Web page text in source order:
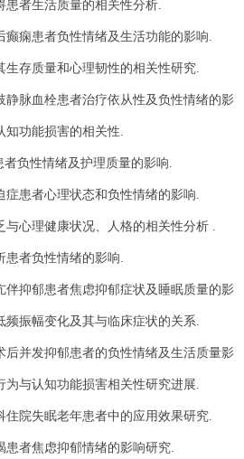
患者生活质量的相关性分析.
癫痫患者负性情绪及生活功能的影响.
生存质量和心理韧性的相关性研究.
静脉血栓患者治疗依从性及负性情绪的影
知功能损害的相关性.
者负性情绪及护理质量的影响.
症患者心理状态和负性情绪的影响.
与心理健康状况、人格的相关性分析 .
患者负性情绪的影响.
伴抑郁患者焦虑抑郁症状及睡眠质量的影
频振幅变化及其与临床症状的关系.
后并发抑郁患者的负性情绪及生活质量影
为与认知功能损害相关性研究进展.
住院失眠老年患者中的应用效果研究.
患者焦虑抑郁情绪的影响研究.